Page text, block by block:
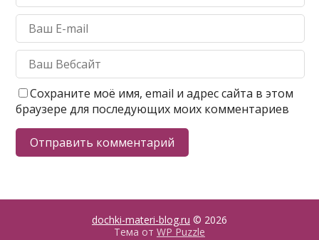
Сохраните моё имя, email и адрес сайта в этом
браузере для последующих моих комментариев
dochki-materi-blog.ru © 2026
Тема от WP Puzzle